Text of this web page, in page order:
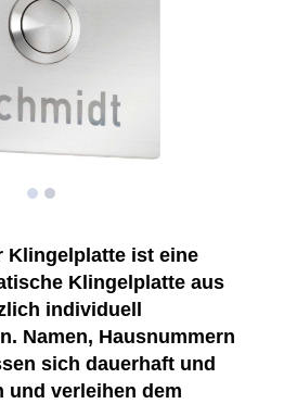
Klingelplatte ist eine
Klingelplatte aus
individuell
Namen, Hausnummern
sich dauerhaft und
und verleihen dem